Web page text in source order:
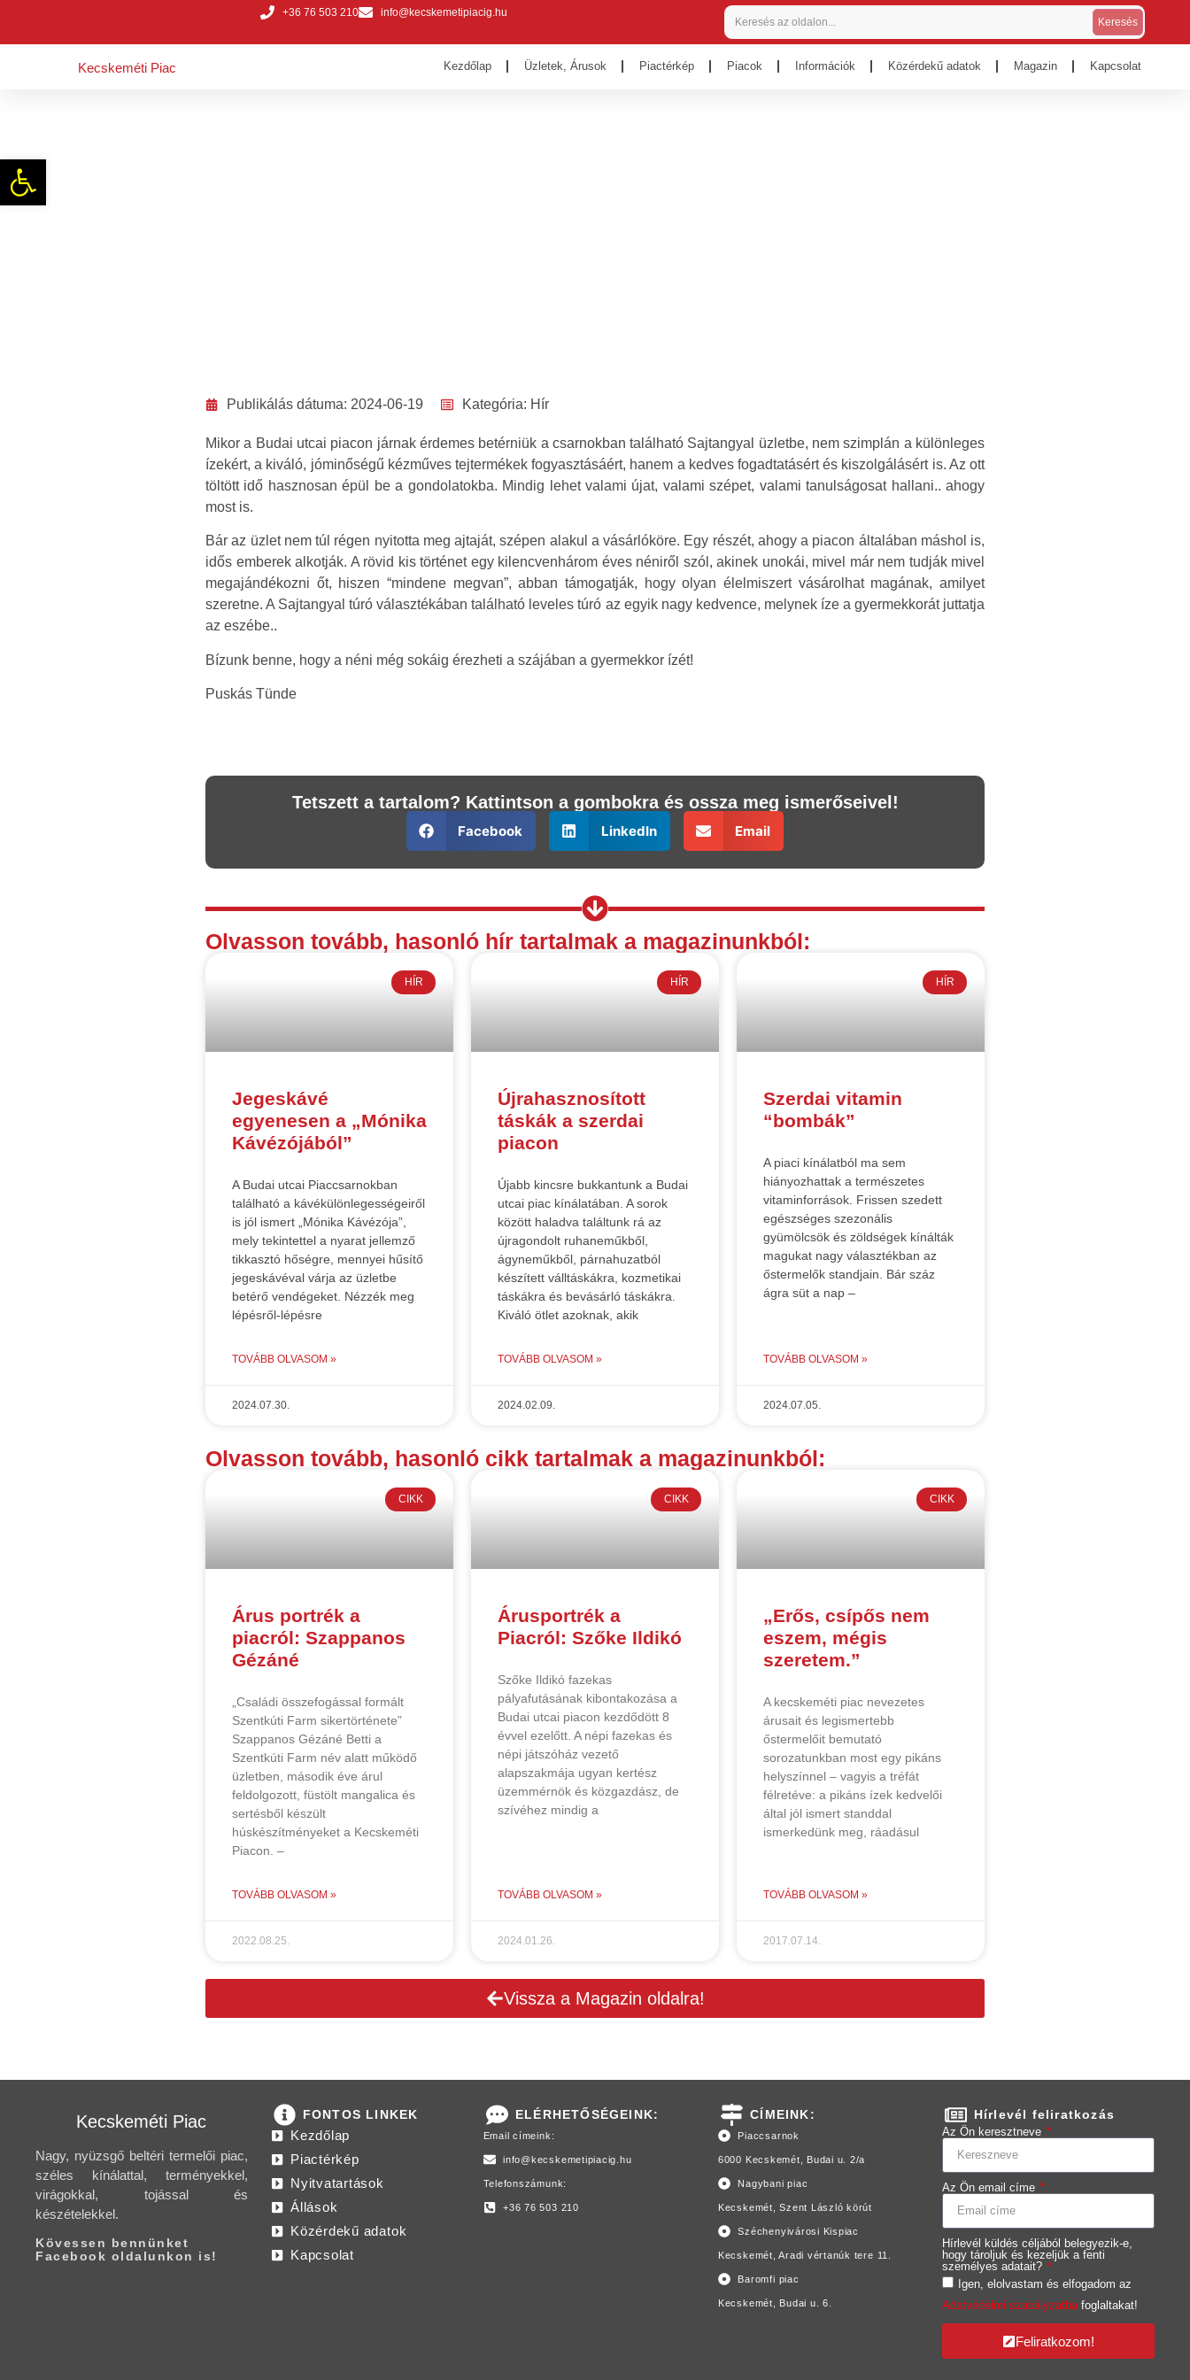
+36 76 503 210 info@kecskemetipiacig.hu
Keresés
Kecskeméti Piac Kezdőlap Üzletek, Árusok Piactérkép Piacok Információk Közérdekű adatok Magazin Kapcsolat
Publikálás dátuma: 2024-06-19 Kategória: Hír
Mikor a Budai utcai piacon járnak érdemes betérniük a csarnokban található Sajtangyal üzletbe, nem szimplán a különleges
ízekért, a kiváló, jóminőségű kézműves tejtermékek fogyasztásáért, hanem a kedves fogadtatásért és kiszolgálásért is. Az ott
töltött idő hasznosan épül be a gondolatokba. Mindig lehet valami újat, valami szépet, valami tanulságosat hallani.. ahogy
most is.
Bár az üzlet nem túl régen nyitotta meg ajtaját, szépen alakul a vásárlóköre. Egy részét, ahogy a piacon általában máshol is,
idős emberek alkotják. A rövid kis történet egy kilencvenhárom éves néniről szól, akinek unokái, mivel már nem tudják mivel
megajándékozni őt, hiszen “mindene megvan”, abban támogatják, hogy olyan élelmiszert vásárolhat magának, amilyet
szeretne. A Sajtangyal túró választékában található leveles túró az egyik nagy kedvence, melynek íze a gyermekkorát juttatja
az eszébe..
Bízunk benne, hogy a néni még sokáig érezheti a szájában a gyermekkor ízét!
Puskás Tünde
Tetszett a tartalom? Kattintson a gombokra és ossza meg ismerőseivel!
Facebook LinkedIn Email
Olvasson tovább, hasonló hír tartalmak a magazinunkból:
HÍR
Jegeskávé
egyenesen a „Mónika
Kávézójából”
A Budai utcai Piaccsarnokban
található a kávékülönlegességeiről
is jól ismert „Mónika Kávézója”,
mely tekintettel a nyarat jellemző
tikkasztó hőségre, mennyei hűsítő
jegeskávéval várja az üzletbe
betérő vendégeket. Nézzék meg
lépésről-lépésre
TOVÁBB OLVASOM »
2024.07.30.
HÍR
Újrahasznosított
táskák a szerdai
piacon
Újabb kincsre bukkantunk a Budai
utcai piac kínálatában. A sorok
között haladva találtunk rá az
újragondolt ruhaneműkből,
ágyneműkből, párnahuzatból
készített válltáskákra, kozmetikai
táskákra és bevásárló táskákra.
Kiváló ötlet azoknak, akik
TOVÁBB OLVASOM »
2024.02.09.
HÍR
Szerdai vitamin
“bombák”
A piaci kínálatból ma sem
hiányozhattak a természetes
vitaminforrások. Frissen szedett
egészséges szezonális
gyümölcsök és zöldségek kínálták
magukat nagy választékban az
őstermelők standjain. Bár száz
ágra süt a nap –
TOVÁBB OLVASOM »
2024.07.05.
Olvasson tovább, hasonló cikk tartalmak a magazinunkból:
CIKK
Árus portrék a
piacról: Szappanos
Gézáné
„Családi összefogással formált
Szentkúti Farm sikertörténete”
Szappanos Gézáné Betti a
Szentkúti Farm név alatt működő
üzletben, második éve árul
feldolgozott, füstölt mangalica és
sertésből készült
húskészítményeket a Kecskeméti
Piacon. –
TOVÁBB OLVASOM »
2022.08.25.
CIKK
Árusportrék a
Piacról: Szőke Ildikó
Szőke Ildikó fazekas
pályafutásának kibontakozása a
Budai utcai piacon kezdődött 8
évvel ezelőtt. A népi fazekas és
népi játszóház vezető
alapszakmája ugyan kertész
üzemmérnök és közgazdász, de
szívéhez mindig a
TOVÁBB OLVASOM »
2024.01.26.
CIKK
„Erős, csípős nem
eszem, mégis
szeretem.”
A kecskeméti piac nevezetes
árusait és legismertebb
őstermelőit bemutató
sorozatunkban most egy pikáns
helyszínnel – vagyis a tréfát
félretéve: a pikáns ízek kedvelői
által jól ismert standdal
ismerkedünk meg, ráadásul
TOVÁBB OLVASOM »
2017.07.14.
Vissza a Magazin oldalra!
Kecskeméti Piac
Nagy, nyüzsgő beltéri termelői piac,
széles kínálattal, terményekkel,
virágokkal, tojással és
készételekkel.
Kövessen bennünket
Facebook oldalunkon is!
FONTOS LINKEK
Kezdőlap
Piactérkép
Nyitvatartások
Állások
Közérdekű adatok
Kapcsolat
ELÉRHETŐSÉGEINK:
Email címeink:
info@kecskemetipiacig.hu
Telefonszámunk:
+36 76 503 210
CÍMEINK:
Piaccsarnok
6000 Kecskemét, Budai u. 2/a
Nagybani piac
Kecskemét, Szent László körút
Széchenyivárosi Kispiac
Kecskemét, Aradi vértanúk tere 11.
Baromfi piac
Kecskemét, Budai u. 6.
Hírlevél feliratkozás
Az Ön keresztneve
Az Ön email címe
Hírlevél küldés céljából belegyezik-e,
hogy tároljuk és kezeljük a fenti
személyes adatait?
Igen, elolvastam és elfogadom az
Adatvédelmi szabályzatbafoglaltakat!
Feliratkozom!
Eszköztár megnyitása